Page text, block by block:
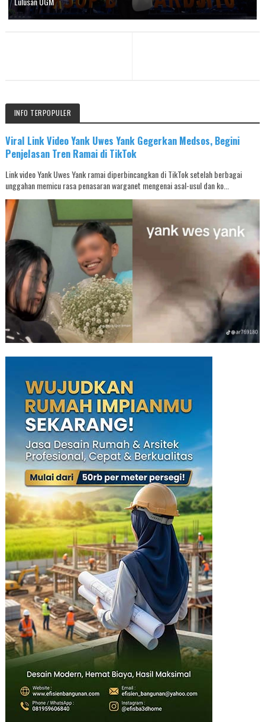
INFO TERPOPULER
Viral Link Video Yank Uwes Yank Gegerkan Medsos, Begini
Penjelasan Tren Ramai di TikTok
Link video Yank Uwes Yank ramai diperbincangkan di TikTok setelah berbagai
unggahan memicu rasa penasaran warganet mengenai asal-usul dan ko...